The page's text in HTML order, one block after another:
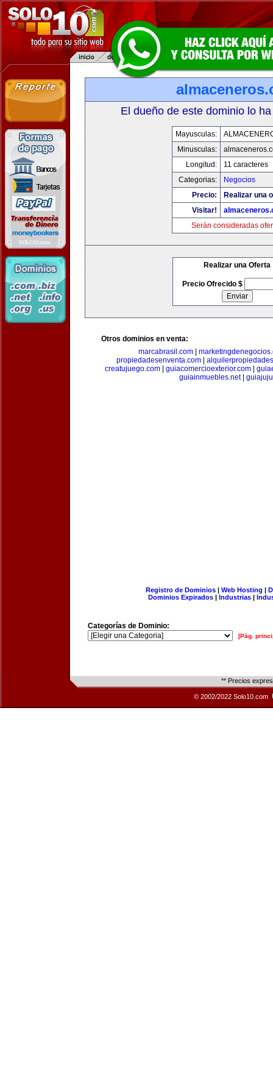
El dueño de este dominio lo
Mayusculas:
Minusculas:
Longitud:
11 caracteres
Categorias:
Negocios
Precio:
Realizar una
Visitar!
Serán consideradas
Realizar una Oferta
Precio Ofrecido $
Otros dominios en venta:
marcabrasil.com
propiedadesenventa.com
creatujuego.com| guiacomercioexterior.com|
guiainmuebles.net|
Registro de Dominios| Web Hosting |
Dominios Expirados | Industrias |
Categorías de Dominio:
[Pág.
** Precios
© 2002/2022 Solo10.com